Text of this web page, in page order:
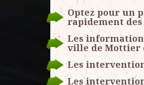
Optez pour un
rapidement
Les
ville de Mottier
Les
Les